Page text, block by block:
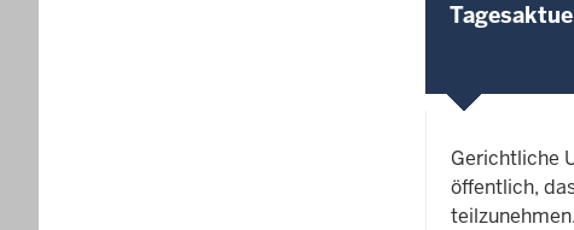
Gerichtliche
öffentlich,